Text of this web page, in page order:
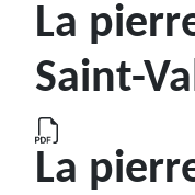
La
Saint-
La